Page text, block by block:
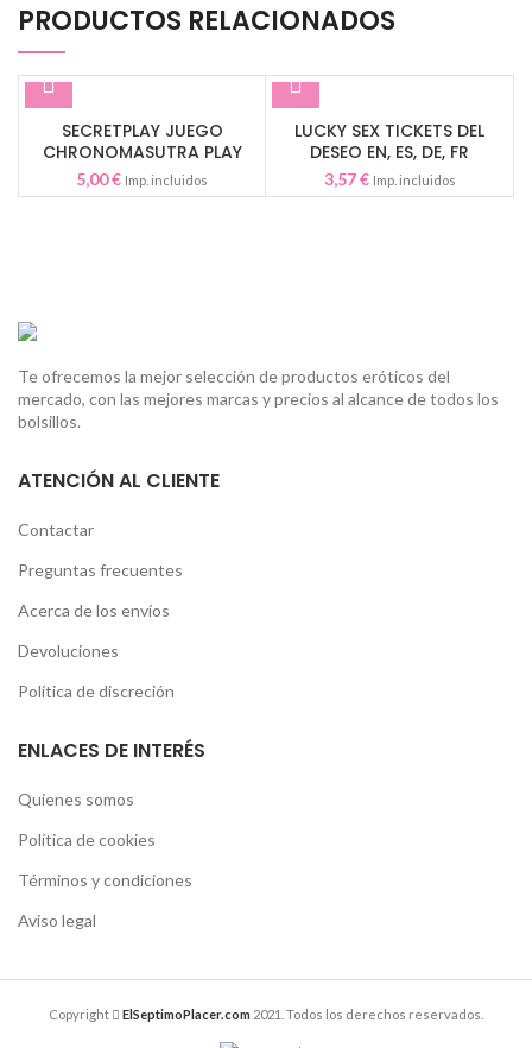
PRODUCTOS RELACIONADOS
SECRETPLAY JUEGO
CHRONOMASUTRA PLAY
HETERO
5,00€ Imp. incluidos
LUCKY SEX TICKETS DEL
DESEO EN, ES, DE, FR
3,57€ Imp. incluidos
Te ofrecemos la mejor selección de productos eróticos del
mercado, con las mejores marcas y precios al alcance de todos los
bolsillos.
ATENCIÓN AL CLIENTE
Contactar
Preguntas frecuentes
Acerca de los envíos
Devoluciones
Política de discreción
ENLACES DE INTERÉS
Quienes somos
Política de cookies
Términos y condiciones
Aviso legal
Copyright ElSeptimoPlacer.com 2021. Todos los derechos reservados.